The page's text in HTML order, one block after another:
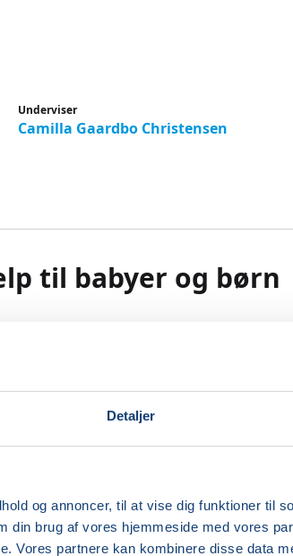
Detaljer
og annoncer, til at vise dig funktioner til
din brug af vores hjemmeside med vores
Vores partnere kan kombinere disse data
Underviser
Camilla Gaardbo Christensen
til babyer og børn
Gaardbo, der er indehaver af Små Liv,
uheldet pludselig er ude.
basale førstehjælp, så du føler dig godt
skader og mere alvorlige uheld.